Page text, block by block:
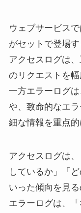
ウェブサービス
がセットで登場す
アクセスログは
のリクエストを幅
一方エラーログ
や、致命的なエ
細な情報を重点的
アクセスログは
しているか」「
いった傾向を見る
エラーログは、